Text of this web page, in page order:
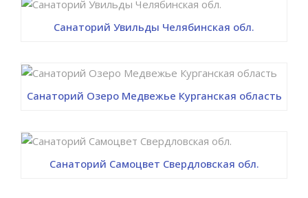
Санаторий Увильды Челябинская обл.
Санаторий Озеро Медвежье Курганская область
Санаторий Самоцвет Свердловская обл.